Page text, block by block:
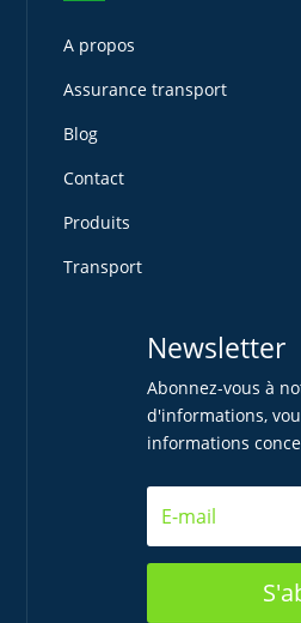
A propos
Assurance transport
Blog
Contact
Produits
Transport
Newsletter
Abonnez-vous à
d'informations,
informations